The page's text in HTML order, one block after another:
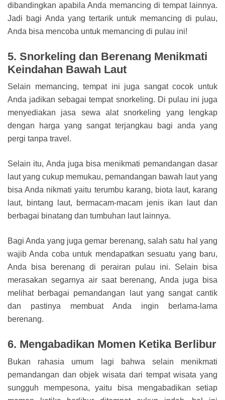
dibandingkan apabila Anda memancing di tempat lainnya.
Jadi bagi Anda yang tertarik untuk memancing di pulau,
Anda bisa mencoba untuk memancing di pulau ini!
5. Snorkeling dan Berenang Menikmati
Keindahan Bawah Laut
Selain memancing, tempat ini juga sangat cocok untuk
Anda jadikan sebagai tempat snorkeling. Di pulau ini juga
menyediakan jasa sewa alat snorkeling yang lengkap
dengan harga yang sangat terjangkau bagi anda yang
pergi tanpa travel.
Selain itu, Anda juga bisa menikmati pemandangan dasar
laut yang cukup memukau, pemandangan bawah laut yang
bisa Anda nikmati yaitu terumbu karang, biota laut, karang
laut, bintang laut, bermacam-macam jenis ikan laut dan
berbagai binatang dan tumbuhan laut lainnya.
Bagi Anda yang juga gemar berenang, salah satu hal yang
wajib Anda coba untuk mendapatkan sesuatu yang baru,
Anda bisa berenang di perairan pulau ini. Selain bisa
merasakan segarnya air saat berenang, Anda juga bisa
melihat berbagai pemandangan laut yang sangat cantik
dan pastinya membuat Anda ingin berlama-lama
berenang.
6. Mengabadikan Momen Ketika Berlibur
Bukan rahasia umum lagi bahwa selain menikmati
pemandangan dan objek wisata dari tempat wisata yang
sungguh mempesona, yaitu bisa mengabadikan setiap